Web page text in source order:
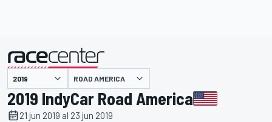
presentado por ROAD AMERICA
2019 IndyCar Road America
21 jun 2019 al 23 jun 2019